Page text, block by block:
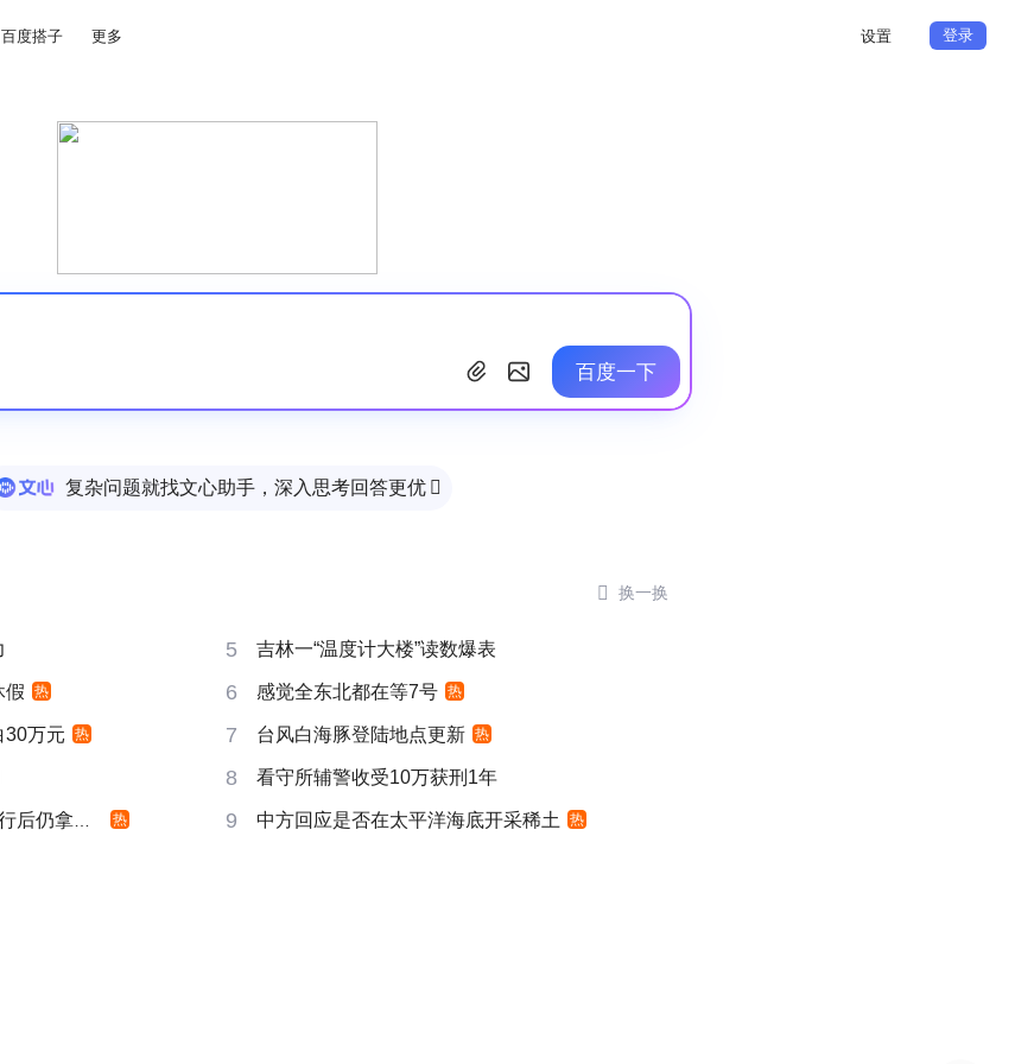
百度搭子 更多 设置 登录
百度一下
复杂问题就找文心助手，深入思考回答更优 
 换一换
5 吉林一“温度计大楼”读数爆表
假 热 6 感觉全东北都在等7号 热
30万元 热 7 台风白海豚登陆地点更新 热
8 看守所辅警收受10万获刑1年
仍拿不到 热 9 中方回应是否在太平洋海底开采稀土 热